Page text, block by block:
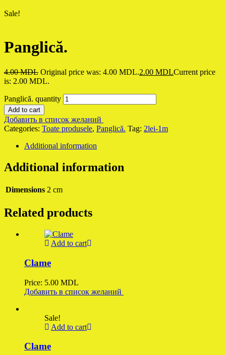
Sale!
Panglică.
4.00MDL Original price was: 4.00 MDL.2.00 MDLCurrent price
is: 2.00 MDL.
Panglică. quantity
Add to cart
Добавить в список желаний
Categories: Toate produsele, Panglică. Tag: 2lei-1m
Additional information
Additional information
Dimensions 2 cm
Related products
Add to cart
Clame
Price: 5.00 MDL
Добавить в список желаний
Sale!
Add to cart
Clame